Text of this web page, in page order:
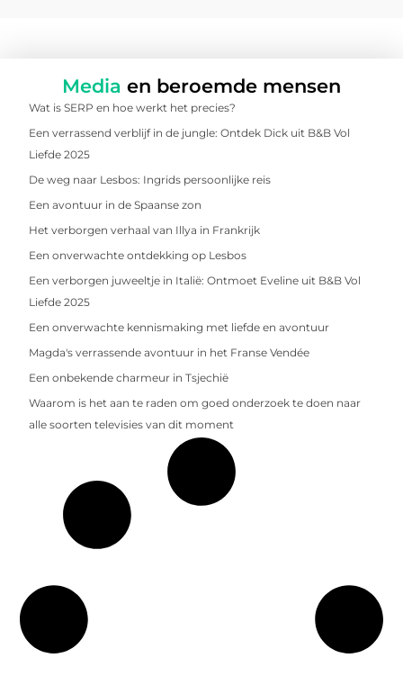
Media en beroemde mensen
Wat is SERP en hoe werkt het precies?
Een verrassend verblijf in de jungle: Ontdek Dick uit B&B Vol
Liefde 2025
De weg naar Lesbos: Ingrids persoonlijke reis
Een avontuur in de Spaanse zon
Het verborgen verhaal van Illya in Frankrijk
Een onverwachte ontdekking op Lesbos
Een verborgen juweeltje in Italië: Ontmoet Eveline uit B&B Vol
Liefde 2025
Een onverwachte kennismaking met liefde en avontuur
Magda's verrassende avontuur in het Franse Vendée
Een onbekende charmeur in Tsjechië
Waarom is het aan te raden om goed onderzoek te doen naar
alle soorten televisies van dit moment